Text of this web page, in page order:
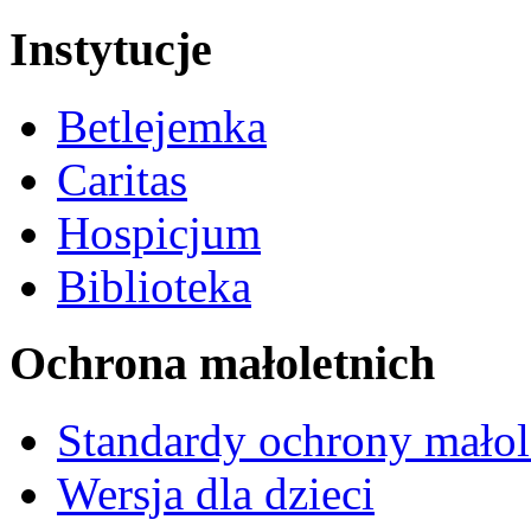
Instytucje
Betlejemka
Caritas
Hospicjum
Biblioteka
Ochrona małoletnich
Standardy ochrony
Wersja dla dzieci